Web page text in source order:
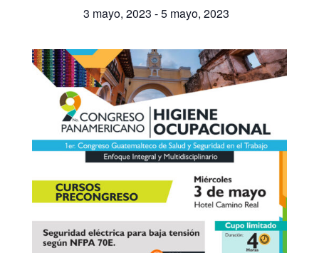
3 mayo, 2023 -5 mayo, 2023